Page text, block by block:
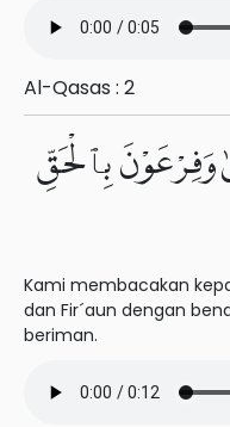
Al-Qasas : 2
وَفِرْعَوْنَ بِٱلْحَقِّ
Kami membacakan
dan Fir´aun dengan
beriman.